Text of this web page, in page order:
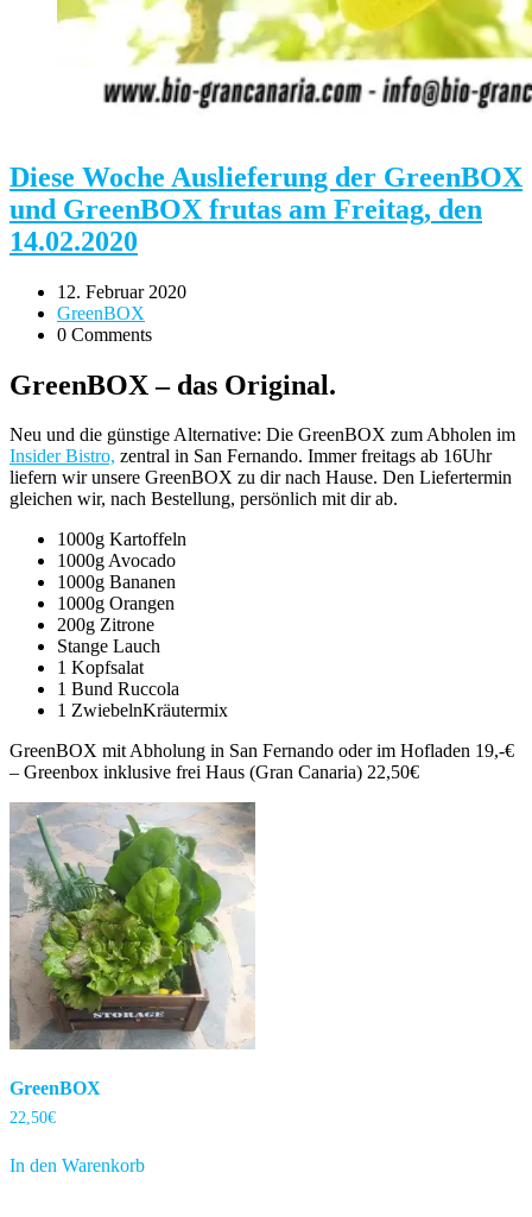
Diese Woche Auslieferung der GreenBOX
und GreenBOX frutas am Freitag, den
14.02.2020
12. Februar 2020
GreenBOX
0 Comments
GreenBOX – das Original.
Neu und die günstige Alternative: Die GreenBOX zum Abholen im
Insider Bistro, zentral in San Fernando. Immer freitags ab 16Uhr
liefern wir unsere GreenBOX zu dir nach Hause. Den Liefertermin
gleichen wir, nach Bestellung, persönlich mit dir ab.
1000g Kartoffeln
1000g Avocado
1000g Bananen
1000g Orangen
200g Zitrone
Stange Lauch
1 Kopfsalat
1 Bund Ruccola
1 ZwiebelnKräutermix
GreenBOX mit Abholung in San Fernando oder im Hofladen 19,-€
– Greenbox inklusive frei Haus (Gran Canaria) 22,50€
GreenBOX
22,50€
In den Warenkorb